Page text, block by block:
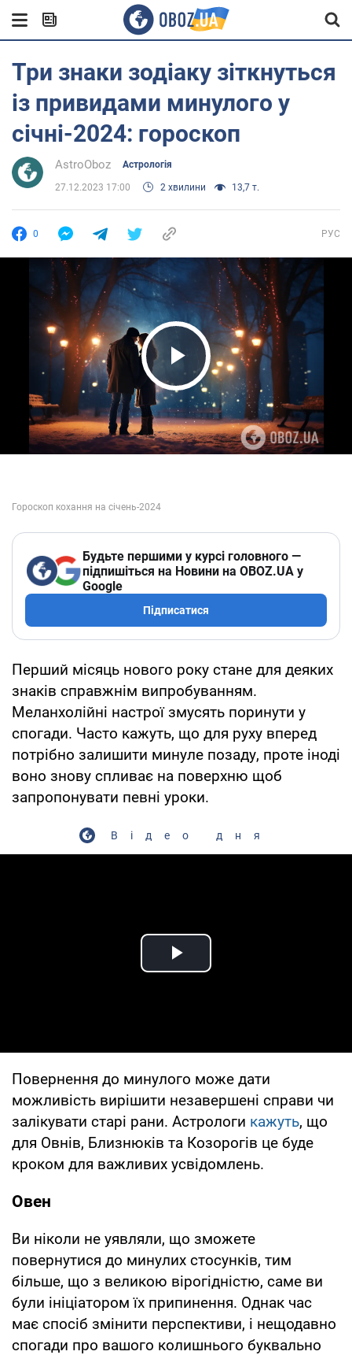
Три знаки зодіаку зіткнуться
із привидами минулого у
січні-2024: гороскоп
AstroOboz Астрологія
27.12.2023 17:00 2 хвилини 13,7 т.
0 РУС
Play Video
Будьте першими у курсі головного —
підпишіться на Новини на OBOZ.UA у
Google
Підписатися
Перший місяць нового року стане для деяких
знаків справжнім випробуванням.
Меланхолійні настрої змусять поринути у
спогади. Часто кажуть, що для руху вперед
потрібно залишити минуле позаду, проте іноді
воно знову спливає на поверхню щоб
запропонувати певні уроки.
Відео дня
Play Video
Повернення до минулого може дати
можливість вирішити незавершені справи чи
залікувати старі рани. Астрологи кажуть, що
для Овнів, Близнюків та Козорогів це буде
кроком для важливих усвідомлень.
Овен
Ви ніколи не уявляли, що зможете
повернутися до минулих стосунків, тим
більше, що з великою вірогідністю, саме ви
були ініціатором їх припинення. Однак час
має спосіб змінити перспективи, і нещодавно
спогади про вашого колишнього буквально